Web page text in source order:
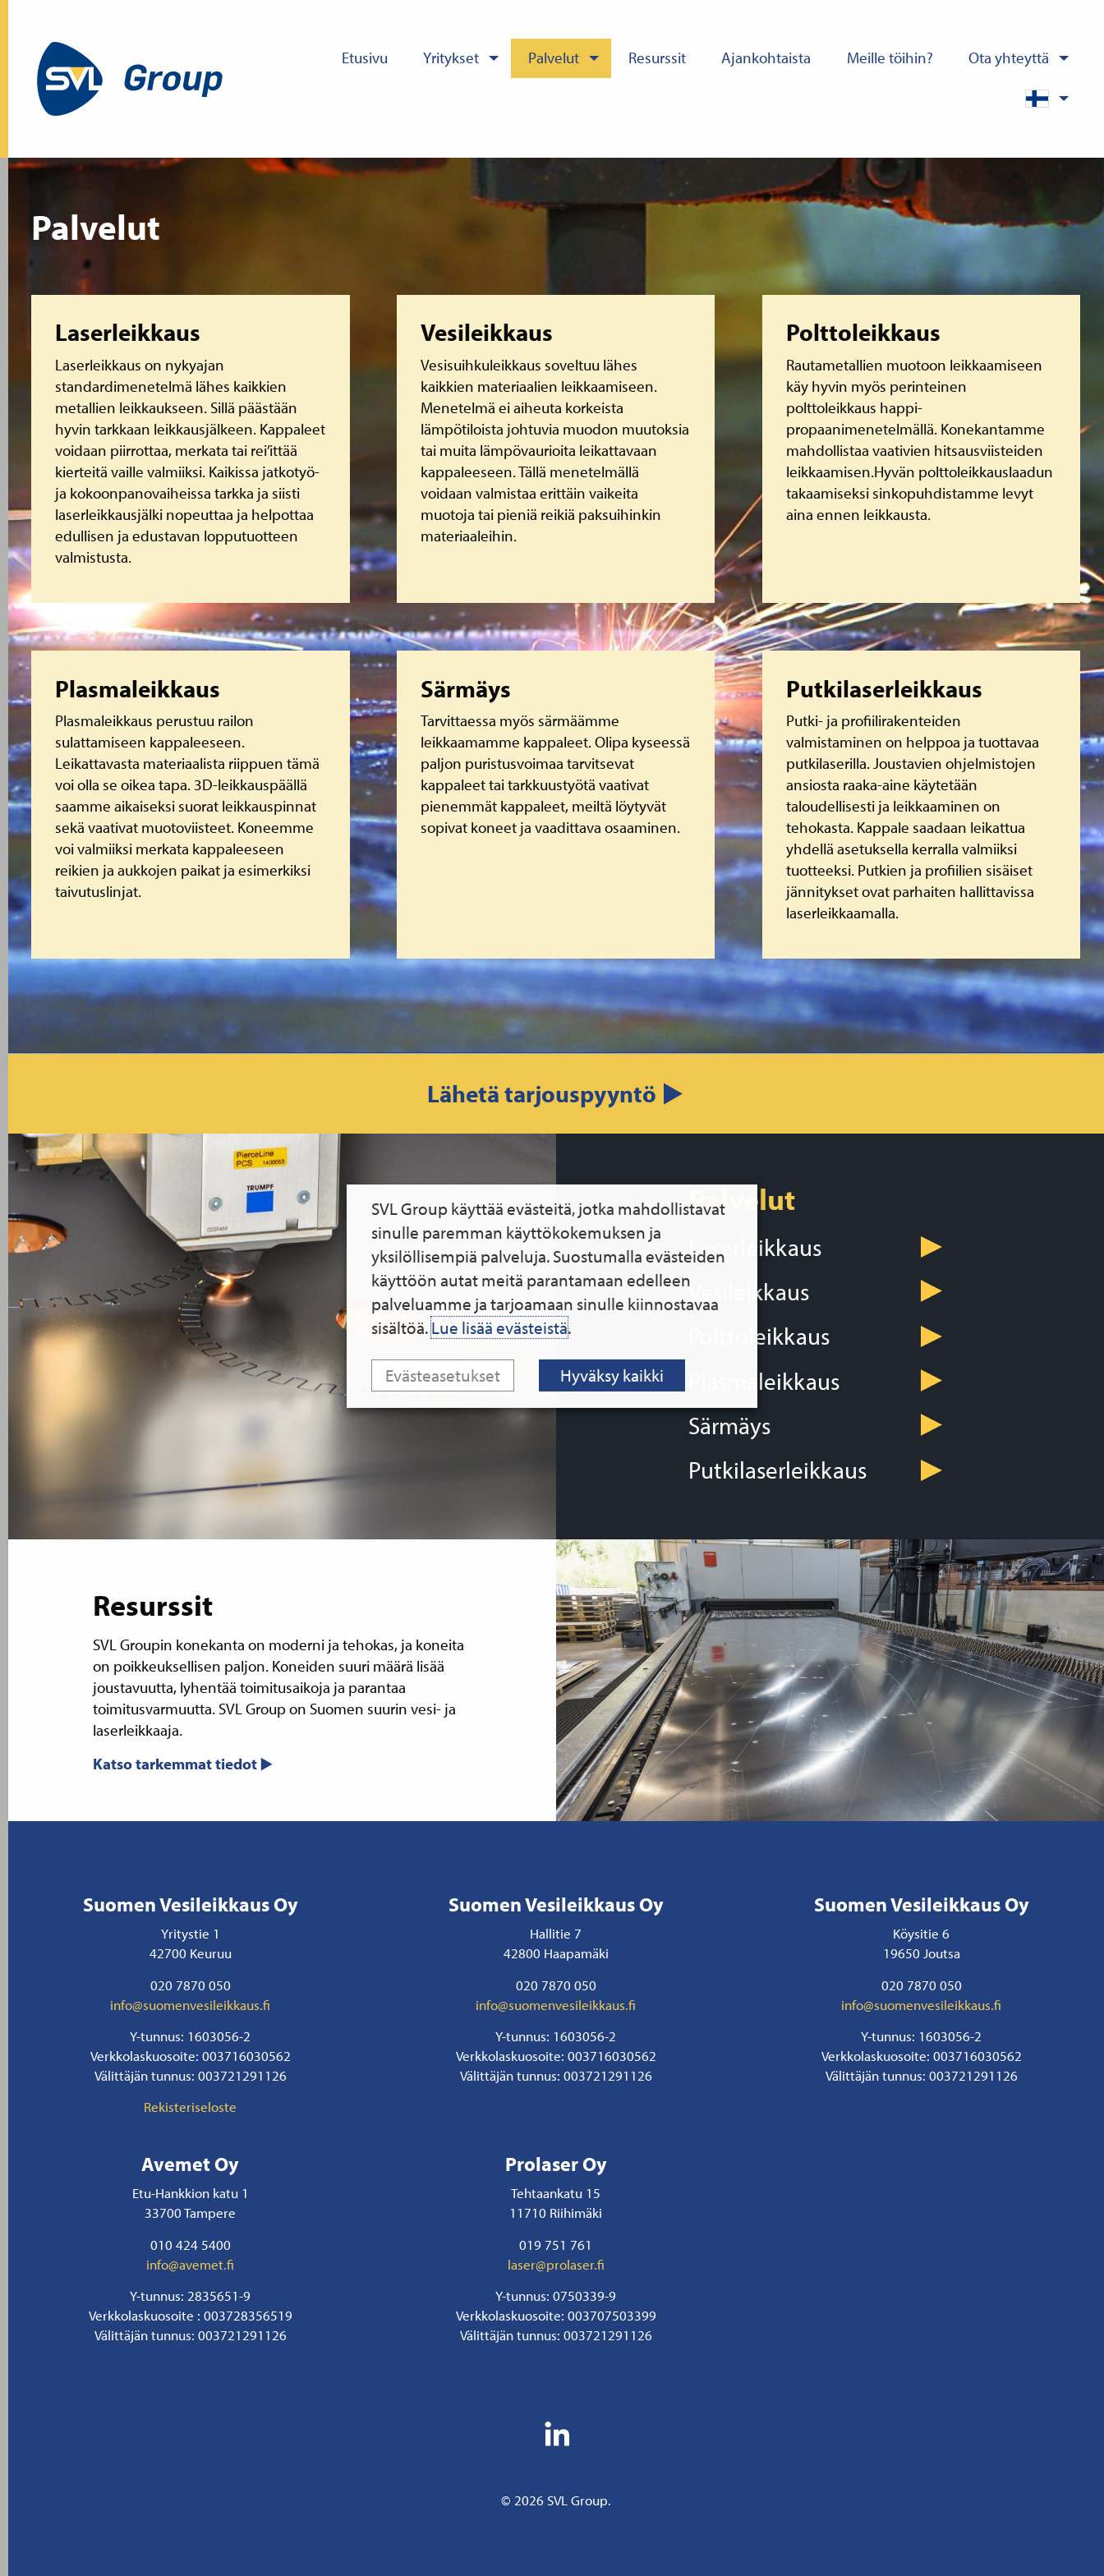
Etusivu Yritykset Palvelut Resurssit Ajankohtaista Meille töihin? Ota yhteyttä
Palvelut
Laserleikkaus
Laserleikkaus on nykyajan
standardimenetelmä lähes kaikkien
metallien leikkaukseen. Sillä päästään
hyvin tarkkaan leikkausjälkeen. Kappaleet
voidaan piirrottaa, merkata tai rei’ittää
kierteitä vaille valmiiksi. Kaikissa jatkotyö-
ja kokoonpanovaiheissa tarkka ja siisti
laserleikkausjälki nopeuttaa ja helpottaa
edullisen ja edustavan lopputuotteen
valmistusta.
Vesileikkaus
Vesisuihkuleikkaus soveltuu lähes
kaikkien materiaalien leikkaamiseen.
Menetelmä ei aiheuta korkeista
lämpötiloista johtuvia muodon muutoksia
tai muita lämpövaurioita leikattavaan
kappaleeseen. Tällä menetelmällä
voidaan valmistaa erittäin vaikeita
muotoja tai pieniä reikiä paksuihinkin
materiaaleihin.
Polttoleikkaus
Rautametallien muotoon leikkaamiseen
käy hyvin myös perinteinen
polttoleikkaus happi-
propaanimenetelmällä. Konekantamme
mahdollistaa vaativien hitsausviisteiden
leikkaamisen.Hyvän polttoleikkauslaadun
takaamiseksi sinkopuhdistamme levyt
aina ennen leikkausta.
Plasmaleikkaus
Plasmaleikkaus perustuu railon
sulattamiseen kappaleeseen.
Leikattavasta materiaalista riippuen tämä
voi olla se oikea tapa. 3D-leikkauspäällä
saamme aikaiseksi suorat leikkauspinnat
sekä vaativat muotoviisteet. Koneemme
voi valmiiksi merkata kappaleeseen
reikien ja aukkojen paikat ja esimerkiksi
taivutuslinjat.
Särmäys
Tarvittaessa myös särmäämme
leikkaamamme kappaleet. Olipa kyseessä
paljon puristusvoimaa tarvitsevat
kappaleet tai tarkkuustyötä vaativat
pienemmät kappaleet, meiltä löytyvät
sopivat koneet ja vaadittava osaaminen.
Putkilaserleikkaus
Putki- ja profiilirakenteiden
valmistaminen on helppoa ja tuottavaa
putkilaserilla. Joustavien ohjelmistojen
ansiosta raaka-aine käytetään
taloudellisesti ja leikkaaminen on
tehokasta. Kappale saadaan leikattua
yhdellä asetuksella kerralla valmiiksi
tuotteeksi. Putkien ja profiilien sisäiset
jännitykset ovat parhaiten hallittavissa
laserleikkaamalla.
Lue lisää
Lähetä tarjouspyyntö ▶
Palvelut
Laserleikkaus
Vesileikkaus
Polttoleikkaus
Plasmaleikkaus
Särmäys
Putkilaserleikkaus
Resurssit
SVL Groupin konekanta on moderni ja tehokas, ja koneita
on poikkeuksellisen paljon. Koneiden suuri määrä lisää
joustavuutta, lyhentää toimitusaikoja ja parantaa
toimitusvarmuutta. SVL Group on Suomen suurin vesi- ja
laserleikkaaja.
Katso tarkemmat tiedot
Suomen Vesileikkaus Oy
Yritystie 1
42700 Keuruu
020 7870 050
info@suomenvesileikkaus.fi
Y-tunnus: 1603056-2
Verkkolaskuosoite: 003716030562
Välittäjän tunnus: 003721291126
Rekisteriseloste
Suomen Vesileikkaus Oy
Hallitie 7
42800 Haapamäki
020 7870 050
info@suomenvesileikkaus.fi
Y-tunnus: 1603056-2
Verkkolaskuosoite: 003716030562
Välittäjän tunnus: 003721291126
Suomen Vesileikkaus Oy
Köysitie 6
19650 Joutsa
020 7870 050
info@suomenvesileikkaus.fi
Y-tunnus: 1603056-2
Verkkolaskuosoite: 003716030562
Välittäjän tunnus: 003721291126
Avemet Oy
Etu-Hankkion katu 1
33700 Tampere
010 424 5400
info@avemet.fi
Y-tunnus: 2835651-9
Verkkolaskuosoite : 003728356519
Välittäjän tunnus: 003721291126
Prolaser Oy
Tehtaankatu 15
11710 Riihimäki
019 751 761
laser@prolaser.fi
Y-tunnus: 0750339-9
Verkkolaskuosoite: 003707503399
Välittäjän tunnus: 003721291126
© 2026 SVL Group.
SVL Group käyttää evästeitä, jotka mahdollistavat
sinulle paremman käyttökokemuksen ja
yksilöllisempiä palveluja. Suostumalla evästeiden
käyttöön autat meitä parantamaan edelleen
palveluamme ja tarjoamaan sinulle kiinnostavaa
sisältöä.Lue lisää evästeistä.
Evästeasetukset Hyväksy kaikki